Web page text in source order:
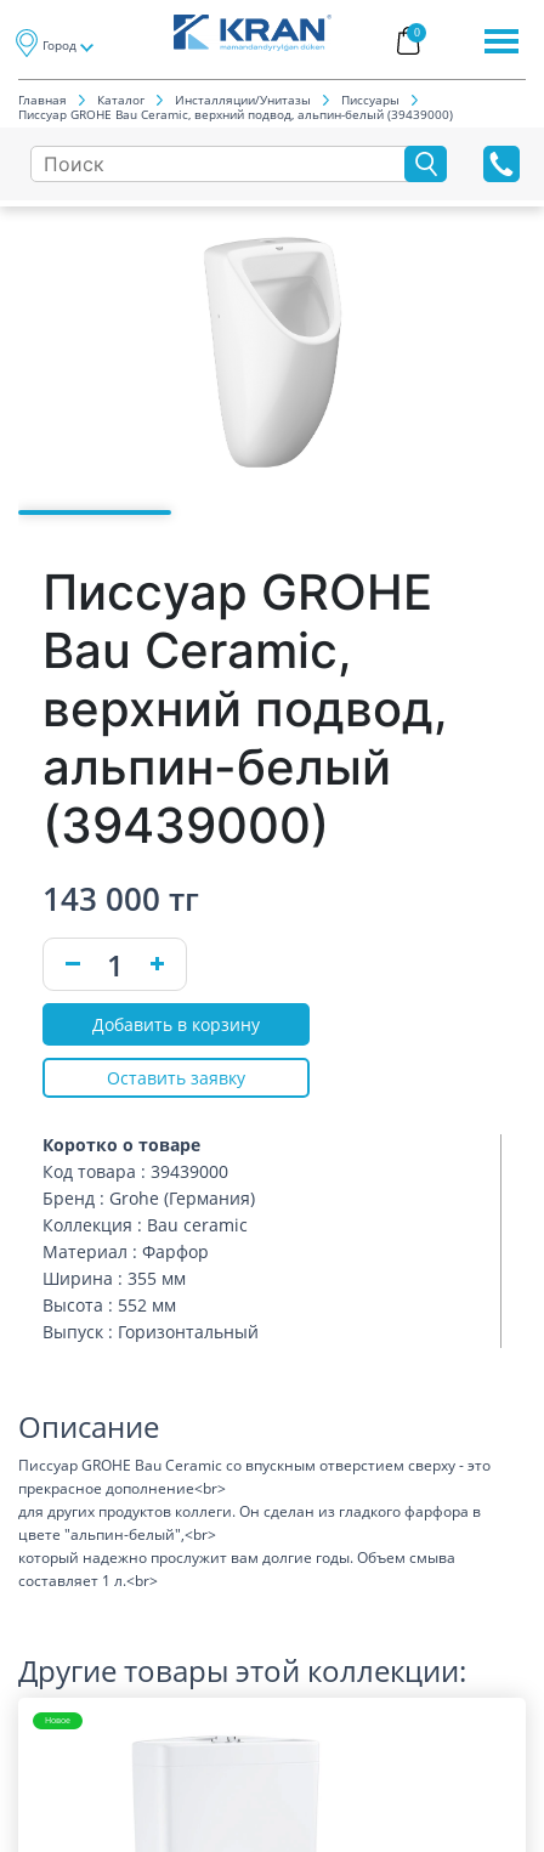
Город
0
Главная Каталог Инсталляции/Унитазы
Писсуары
Писсуар GROHE Bau Ceramic, верхний подвод, альпин-белый (39439000)
Писсуар GROHE
Bau Ceramic,
верхний подвод,
альпин-белый
(39439000)
Коротко о товаре
Код товара : 39439000
Бренд : Grohe (Германия)
Коллекция : Bau ceramic
Материал : Фарфор
Ширина : 355 мм
Высота : 552 мм
Выпуск : Горизонтальный
143 000 тг
Добавить в корзину
Оставить заявку
Описание
Писсуар GROHE Bau Ceramic со впускным отверстием сверху - это
прекрасное дополнение<br>
для других продуктов коллеги. Он сделан из гладкого фарфора в
цвете "альпин-белый",<br>
который надежно прослужит вам долгие годы. Объем смыва
составляет 1 л.<br>
Другие товары этой коллекции:
Новое